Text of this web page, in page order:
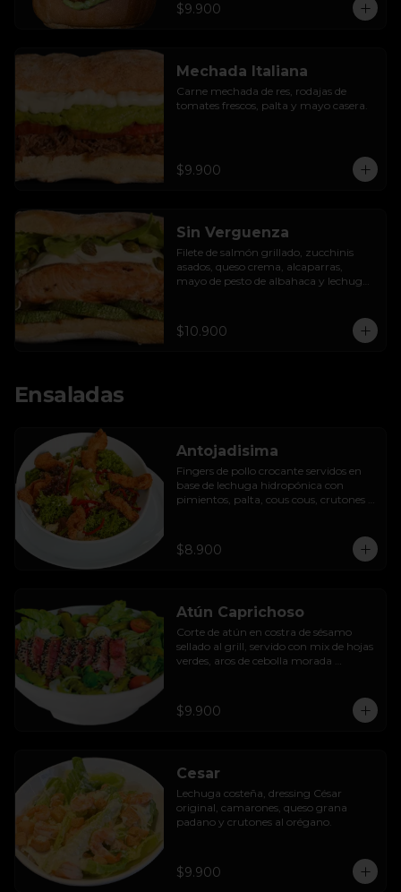
$9.900
Mechada Italiana
Carne mechada de res, rodajas de
tomates frescos, palta y mayo casera.
$9.900
Sin Verguenza
Filete de salmón grillado, zucchinis
asados, queso crema, alcaparras,
mayo de pesto de albahaca y lechuga
$10.900
Ensaladas
Antojadisima
Fingers de pollo crocante servidos en
base de lechuga hidropónica con
pimientos, palta, cous cous, crutones
$8.900
Atún Caprichoso
Corte de atún en costra de sésamo
sellado al grill, servido con mix de hojas
verdes, aros de cebolla morada
almendras.
$9.900
Cesar
Lechuga costeña, dressing César
original, camarones, queso grana
padano y crutones al orégano.
$9.900